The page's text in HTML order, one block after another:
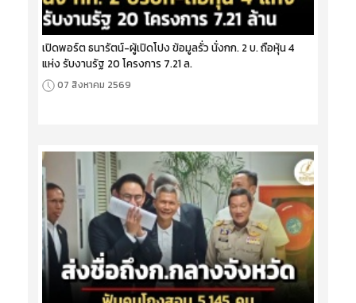
เปิดพอร์ต ธนารัตน์-ผู้เปิดโปง ข้อมูลรั่ว นั่งกก. 2 บ. ถือหุ้น 4
แห่ง รับงานรัฐ 20 โครงการ 7.21 ล.
07 สิงหาคม 2569